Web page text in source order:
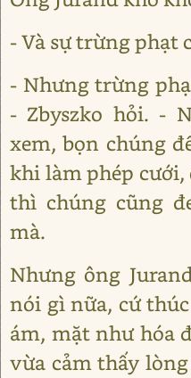
- Và sự trừng phạt
- Nhưng trừng
- Zbyszko hỏi. -
xem, bọn chúng
khi làm phép cưới,
thì chúng cũng
mà.
Nhưng ông
nói gì nữa, cứ
ám, mặt như hóa
vừa cảm thấy